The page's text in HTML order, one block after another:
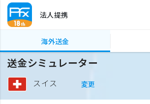
法人提携
海外送金
送金シミュレーター
スイス 変更